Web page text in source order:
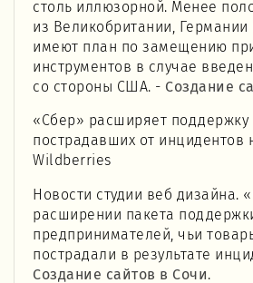
столь иллюзорной. Менее
из Великобритании,
имеют план по замещению
инструментов в случае
со стороны США. - Создание
«Сбер» расширяет поддержку
пострадавших от инцидентов
Wildberries
Новости студии веб дизайна.
расширении пакета
предпринимателей, чьи
пострадали в результате
Создание сайтов в Сочи.